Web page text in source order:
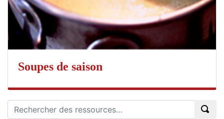
Soupes de saison